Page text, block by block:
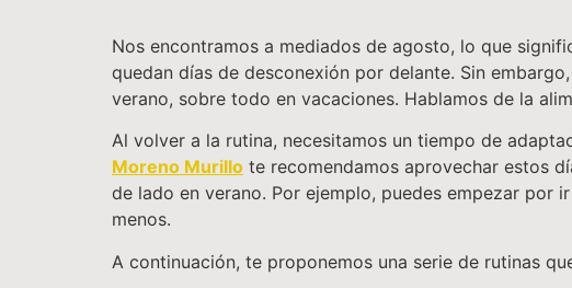
Nos encontramos a mediados de agosto, lo que
quedan días de desconexión por delante. Sin
verano, sobre todo en vacaciones. Hablamos de la
Al volver a la rutina, necesitamos un tiempo de
Moreno Murillo te recomendamos aprovechar estos
de lado en verano. Por ejemplo, puedes empezar por
menos.
A continuación, te proponemos una serie de rutinas